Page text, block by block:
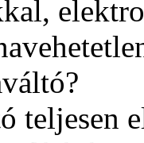
teljesen